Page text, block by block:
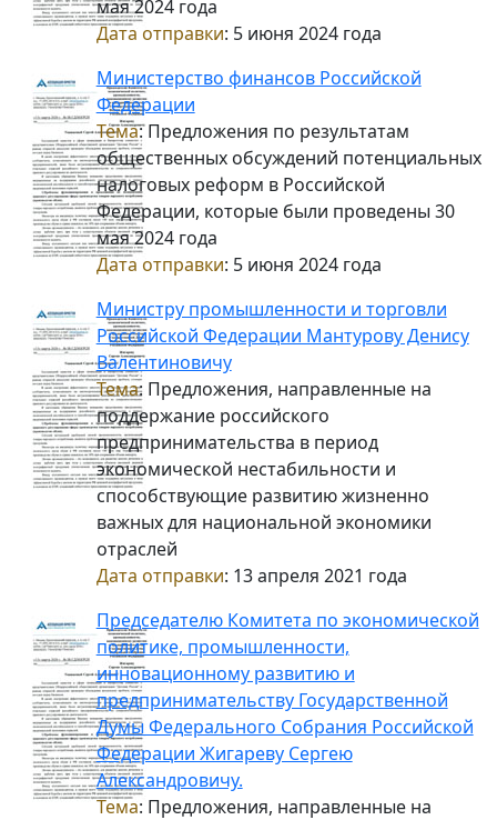
мая 2024 года
Дата отправки: 5 июня 2024 года
Министерство финансов Российской
Федерации
Тема: Предложения по результатам
общественных обсуждений потенциальных
налоговых реформ в Российской
Федерации, которые были проведены 30
мая 2024 года
Дата отправки: 5 июня 2024 года
Министру промышленности и торговли
Российской Федерации Мантурову Денису
Валентиновичу
Тема: Предложения, направленные на
поддержание российского
предпринимательства в период
экономической нестабильности и
способствующие развитию жизненно
важных для национальной экономики
отраслей
Дата отправки: 13 апреля 2021 года
Председателю Комитета по экономической
политике, промышленности,
инновационному развитию и
предпринимательству Государственной
Думы Федерального Собрания Российской
Федерации Жигареву Сергею
Александровичу.
Тема: Предложения, направленные на